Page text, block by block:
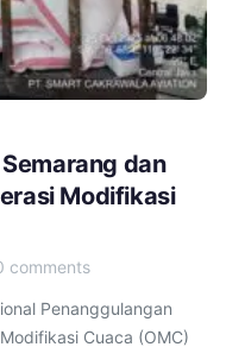
dan
Modifikasi
comments
Penanggulangan
Cuaca (OMC)